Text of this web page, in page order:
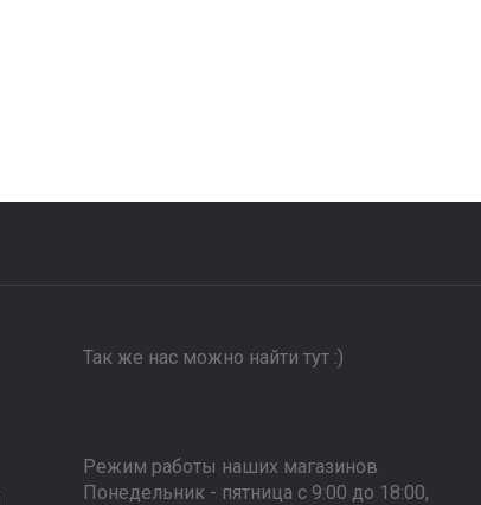
Так же нас можно найти тут :)
Режим работы наших магазинов
Понедельник - пятница с 9:00 до 18:00,